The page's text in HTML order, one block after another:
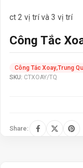
Công Tắc
ct 2 vị trí và 3 vị trí
SKU: CTXOAY/TQ
Công Tắc Xoay,Trung
Share: